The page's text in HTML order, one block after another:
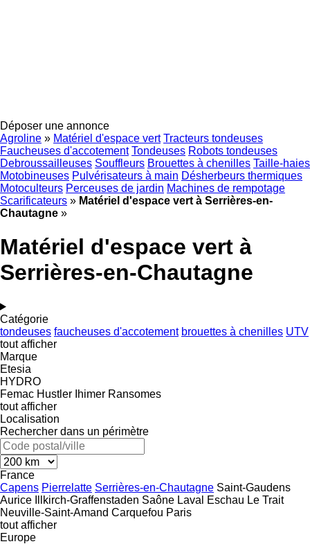
Déposer une annonce
Agroline » Matériel d'espace vert Tracteurs tondeuses
Faucheuses d'accotement Tondeuses Robots tondeuses
Debroussailleuses Souffleurs Brouettes à chenilles Taille-haies
Motobineuses Pulvérisateurs à main Désherbeurs thermiques
Motoculteurs Perceuses de jardin Machines de rempotage
Scarificateurs » Matériel d'espace vert à Serrières-en-
Chautagne »
Matériel d'espace vert à
Serrières-en-Chautagne
Catégorie
tondeuses faucheuses d'accotement brouettes à chenilles UTV
tout afficher
Marque
Etesia
HYDRO
Femac Hustler Ihimer Ransomes
tout afficher
Localisation
Rechercher dans un périmètre
France
Capens Pierrelatte Serrières-en-Chautagne Saint-Gaudens
Aurice
Illkirch-Graffenstaden Saône Laval Eschau Le Trait
Neuville-Saint-Amand Carquefou Paris
tout afficher
Europe